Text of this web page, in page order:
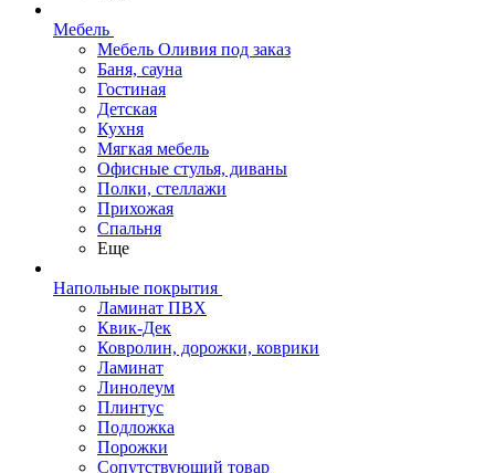
Мебель
Мебель Оливия под заказ
Баня, сауна
Гостиная
Детская
Кухня
Мягкая мебель
Офисные стулья, диваны
Полки, стеллажи
Прихожая
Спальня
Еще
Напольные покрытия
Ламинат ПВХ
Квик-Дек
Ковролин, дорожки, коврики
Ламинат
Линолеум
Плинтус
Подложка
Порожки
Сопутствующий товар